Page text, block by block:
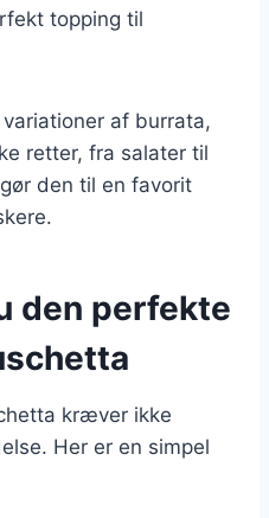
topping til
af burrata,
retter, fra salater til
den til en favorit
den perfekte
kræver ikke
Her er en simpel